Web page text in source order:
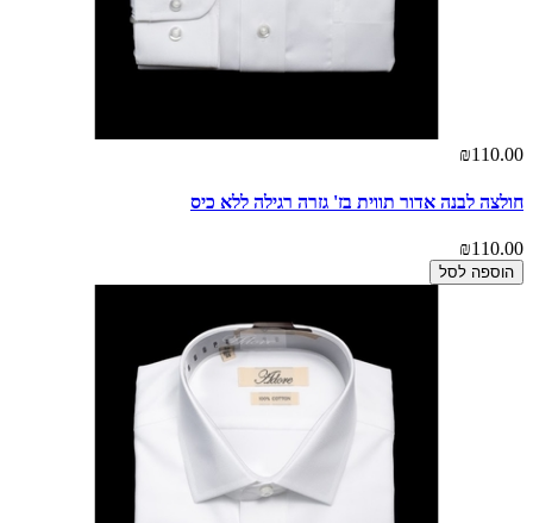
₪110.00
חולצה לבנה אדור תווית בז' גזרה רגילה ללא כיס
₪110.00
הוספה לסל